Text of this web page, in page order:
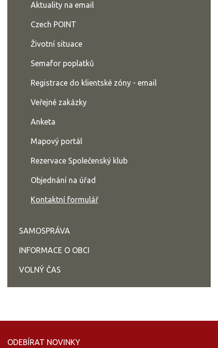
Aktuality na email
Czech POINT
Životní situace
Semafor poplatků
Registrace do klientské zóny - email
Veřejné zakázky
Anketa
Mapový portál
Rezervace Společenský klub
Objednání na úřad
Kontaktní formulář
SAMOSPRÁVA
INFORMACE O OBCI
VOLNÝ ČAS
ODEBÍRAT NOVINKY